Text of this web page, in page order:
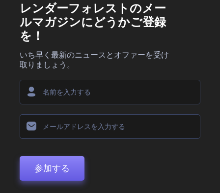
レンダーフォレストのメー
ルマガジンにどうかご登録
を！
いち早く最新のニュースとオファーを受け
取りましょう。
参加する